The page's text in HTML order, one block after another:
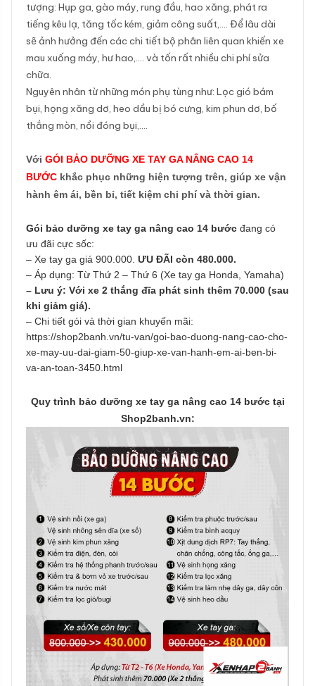
tượng: Hụp ga, gào máy, rung đầu, hao xăng, phát ra
tiếng kêu lạ, tăng tốc kém, giảm công suất,…. Để lâu dài
sẽ ảnh hưởng đến các chi tiết bộ phân liên quan khiến xe
mau xuống máy, hư hao,…. và tốn rất nhiều chi phí sửa
chữa.
Nguyên nhân từ những món phụ tùng như: Lọc gió bám
bụi, họng xăng dơ, heo dầu bị bó cưng, kim phun dơ, bố
thắng mòn, nồi đóng bụi,….
Với GÓI BẢO DƯỠNG XE TAY GA NÂNG CAO 14
BƯỚC khắc phục những hiện tượng trên, giúp xe vận
hành êm ái, bền bỉ, tiết kiệm chi phí và thời gian.
Gói bảo dưỡng xe tay ga nâng cao 14 bước đang có
ưu đãi cực sốc:
– Xe tay ga giá 900.000 ƯU ĐÃI còn 480.000.
– Áp dụng: Từ Thứ 2 – Thứ 6 (Xe tay ga Honda, Yamaha)
– Lưu ý: Với xe 2 thắng đĩa phát sinh thêm 70.000 (sau
khi giảm giá).
– Chi tiết gói và thời gian khuyến mãi:
https://shop2banh.vn/tu-van/goi-bao-duong-nang-cao-cho-
xe-may-uu-dai-giam-50-giup-xe-van-hanh-em-ai-ben-bi-
va-an-toan-3450.html
Quy trình bảo dưỡng xe tay ga nâng cao 14 bước tại
Shop2banh.vn: